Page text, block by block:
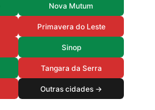
Nova Mutum
Primavera do Leste
Sinop
Tangara da Serra
Outras cidades →